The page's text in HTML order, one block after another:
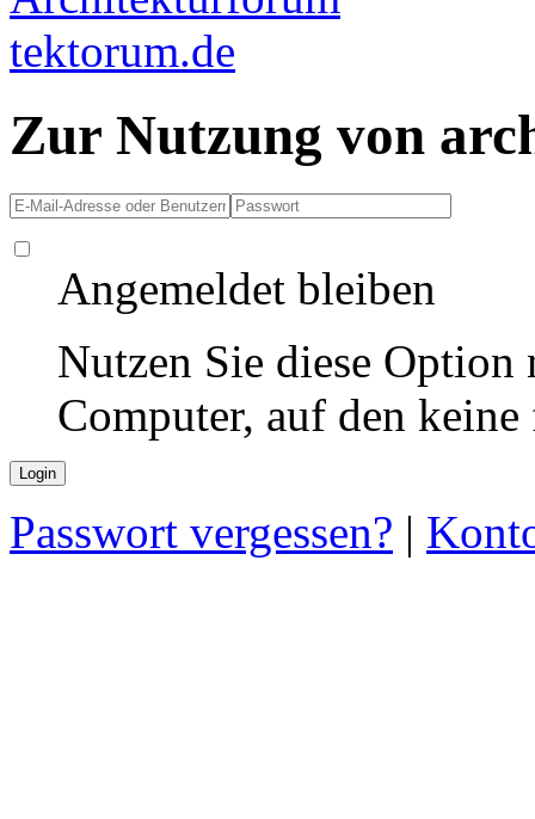
Zur Nutzung von
Angemeldet bleiben
Nutzen Sie diese
Computer, auf den
Passwort vergessen? |